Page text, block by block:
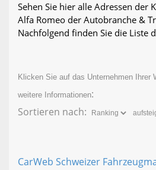
Sehen Sie hier alle Adressen der
Alfa Romeo der Autobranche &
Nachfolgend finden Sie die Liste
Klicken Sie auf das Unternehmen Ihrer
weitere Informationen:
Sortieren nach:
CarWeb Schweizer